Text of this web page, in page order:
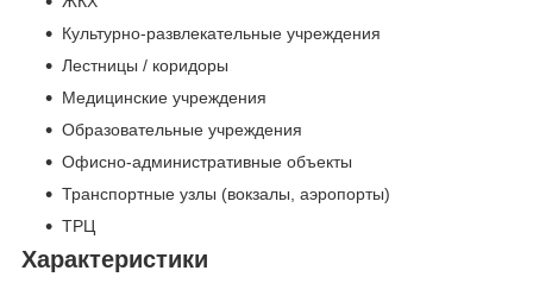
Культурно-развлекательные учреждения
Лестницы / коридоры
Медицинские учреждения
Образовательные учреждения
Офисно-административные объекты
Транспортные узлы (вокзалы, аэропорты)
ТРЦ
Характеристики